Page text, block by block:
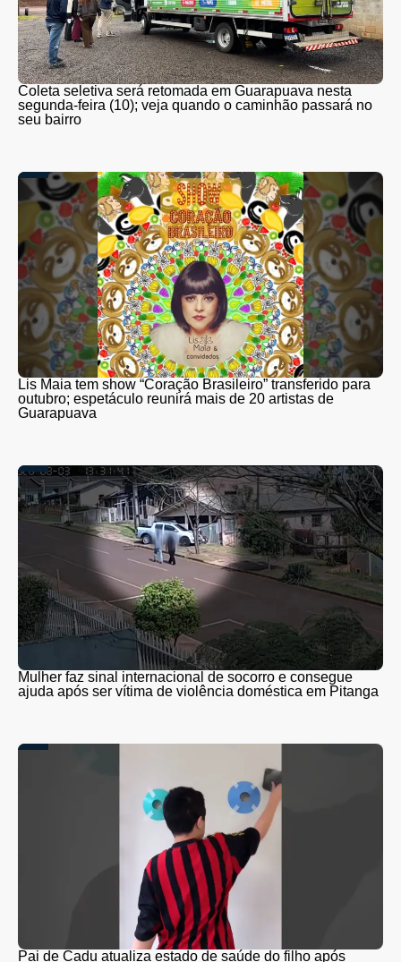
Coleta seletiva será retomada em Guarapuava nesta
segunda-feira (10); veja quando o caminhão passará no
seu bairro
Lis Maia tem show “Coração Brasileiro” transferido para
outubro; espetáculo reunirá mais de 20 artistas de
Guarapuava
Mulher faz sinal internacional de socorro e consegue
ajuda após ser vítima de violência doméstica em Pitanga
Pai de Cadu atualiza estado de saúde do filho após